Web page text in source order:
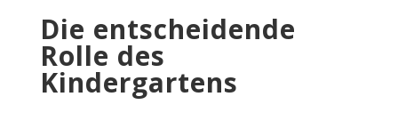
Die entscheidende
Rolle des
Kindergartens